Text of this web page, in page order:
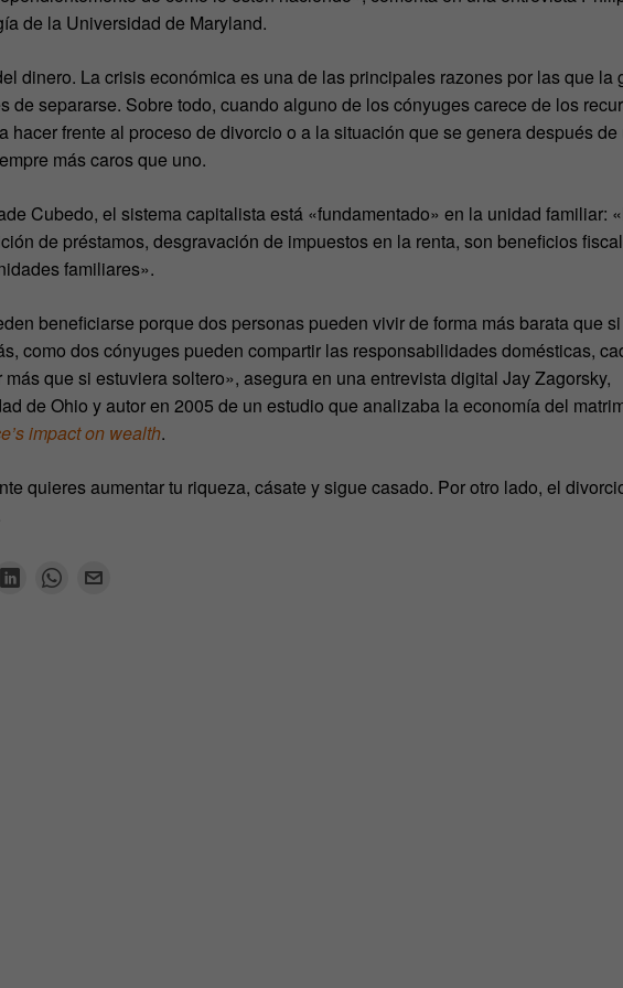
de la Universidad de Maryland.
dinero. La crisis económica es una de las principales razones por las que la
de separarse. Sobre todo, cuando alguno de los cónyuges carece de los
hacer frente al proceso de divorcio o a la situación que se genera después de
más caros que uno.
Cubedo, el sistema capitalista está «fundamentado» en la unidad familiar:
de préstamos, desgravación de impuestos en la renta, son beneficios
familiares».
beneficiarse porque dos personas pueden vivir de forma más barata que
como dos cónyuges pueden compartir las responsabilidades domésticas,
que si estuviera soltero», asegura en una entrevista digital Jay Zagorsky,
de Ohio y autor en 2005 de un estudio que analizaba la economía del
impact on wealth.
quieres aumentar tu riqueza, cásate y sigue casado. Por otro lado, el